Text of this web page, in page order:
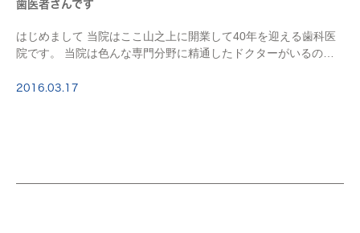
歯医者さんです
はじめまして 当院はここ山之上に開業して40年を迎える歯科医
院です。 当院は色んな専門分野に精通したドクターがいるの
多角的に診断する包括的治療が特徴の歯科医院です […]
2016.03.17